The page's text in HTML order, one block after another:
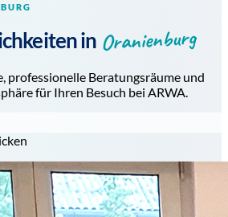
in Oranienburg
professionelle Beratungsräume und
für Ihren Besuch bei ARWA.